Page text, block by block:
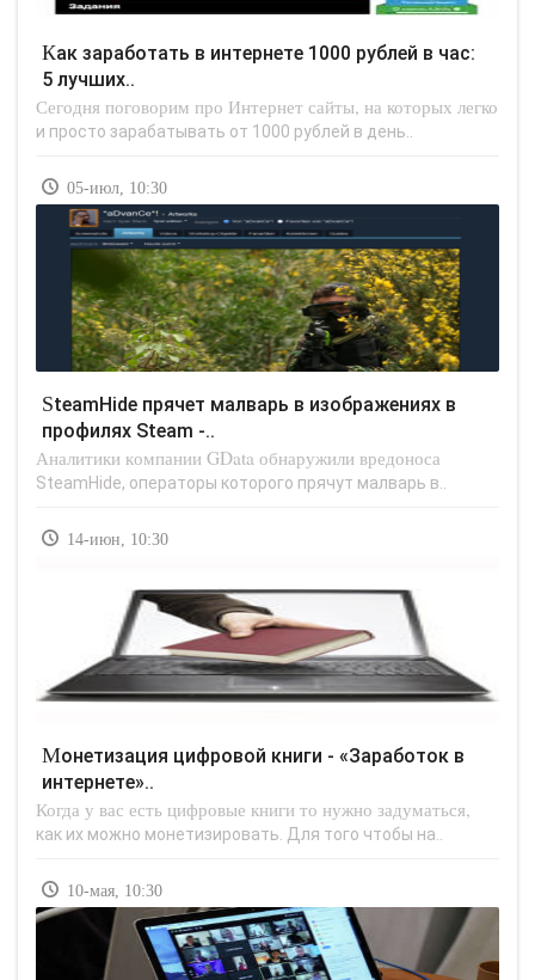
Как заработать в интернете 1000 рублей в час:
5 лучших..
Сегодня поговорим про Интернет сайты, на которых легко
и просто зарабатывать от 1000 рублей в день..
05-июл, 10:30
SteamHide прячет малварь в изображениях в
профилях Steam -..
Аналитики компании GData обнаружили вредоноса
SteamHide, операторы которого прячут малварь в..
14-июн, 10:30
Монетизация цифровой книги - «Заработок в
интернете»..
Когда у вас есть цифровые книги то нужно задуматься,
как их можно монетизировать. Для того чтобы на..
10-мая, 10:30